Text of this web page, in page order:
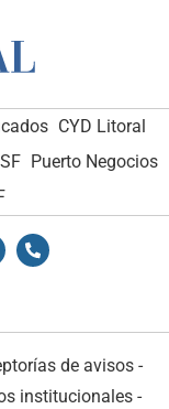
CYD Litoral
Puerto Negocios
de avisos -
institucionales -